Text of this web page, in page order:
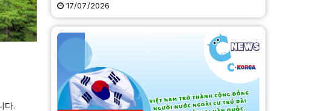
다.
17/07/2026